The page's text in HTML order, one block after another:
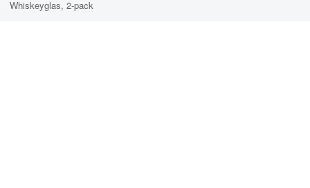
Whiskeyglas, 2-pack